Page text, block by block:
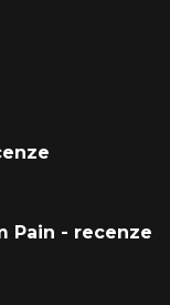
Pain - recenze